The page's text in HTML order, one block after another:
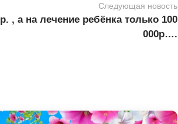
Следующая новость
, а на лечение ребёнка только 100
000р….